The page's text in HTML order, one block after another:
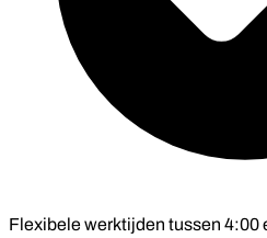
Flexibele werktijden tussen 4:00